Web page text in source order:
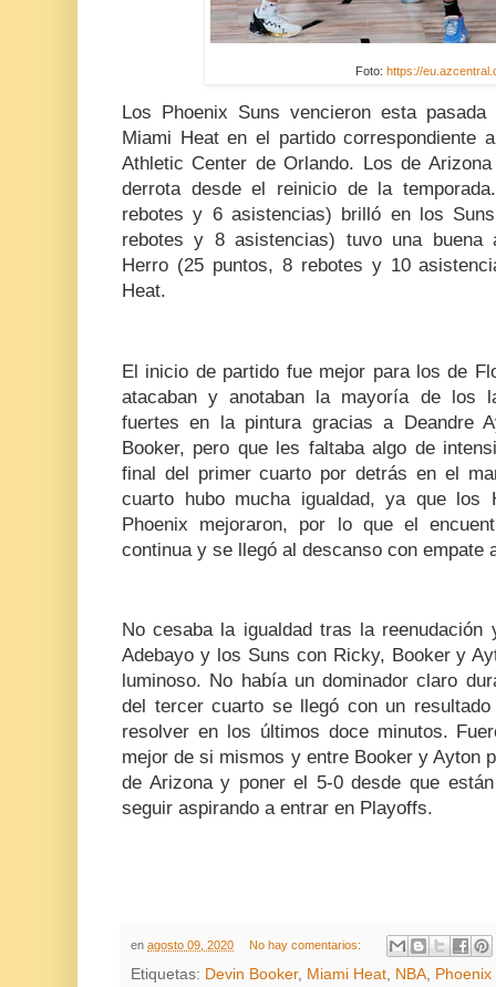
Foto: https://
Los Phoenix Suns vencieron esta
Miami Heat en el partido correspondiente
Athletic Center de Orlando. Los de
derrota desde el reinicio de la
rebotes y 6 asistencias) brilló en los
rebotes y 8 asistencias) tuvo una buena
Herro (25 puntos, 8 rebotes y 10
Heat.
El inicio de partido fue mejor para los de
atacaban y anotaban la mayoría de los
fuertes en la pintura gracias a Deandre
Booker, pero que les faltaba algo de
final del primer cuarto por detrás en el
cuarto hubo mucha igualdad, ya que
Phoenix mejoraron, por lo que el
continua y se llegó al descanso con empate
No cesaba la igualdad tras la
Adebayo y los Suns con Ricky, Booker y
luminoso. No había un dominador claro
del tercer cuarto se llegó con un
resolver en los últimos doce minutos.
mejor de si mismos y entre Booker y Ayton
de Arizona y poner el 5-0 desde que
seguir aspirando a entrar en Playoffs.
en agosto 09, 2020 No hay comentarios:
Etiquetas: Devin Booker, Miami Heat NBA Phoenix